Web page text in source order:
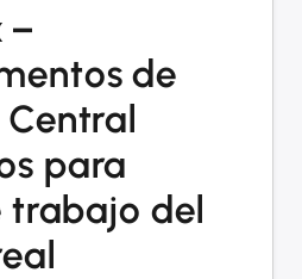
–
de
Central
para
trabajo del